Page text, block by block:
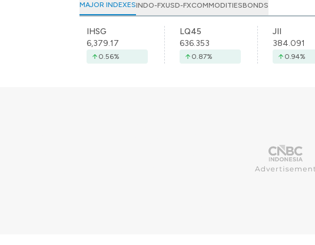
MAJOR INDEXESINDO-FXUSD-FXCOMMODITIESBONDS
IHSG
6,379.17
0.56%
LQ45
636.353
0.87%
JII
384.091
0.94%